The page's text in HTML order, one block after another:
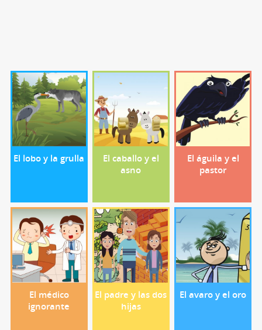
El lobo y la grulla
El caballo y el
asno
El águila y el
pastor
El médico
ignorante
El padre y las dos
hijas
El avaro y el oro